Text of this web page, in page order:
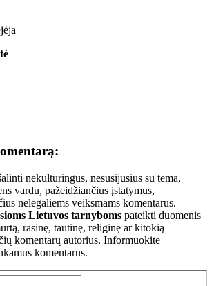
nekultūringus, nesusijusius su tema,
vardu, pažeidžiančius įstatymus,
nelegaliems veiksmams komentarus.
Lietuvos tarnyboms pateikti duomenis
rasinę, tautinę, religinę ar kitokią
komentarų autorius. Informuokite
komentarus.